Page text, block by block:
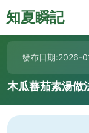
知夏瞬記
發布日期:2026-
木瓜蕃茄素湯做